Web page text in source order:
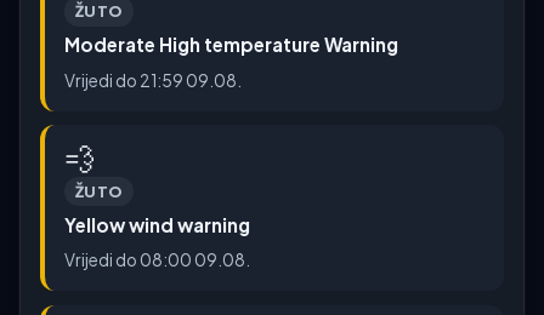
ŽUTO
Moderate High temperature Warning
Vrijedi do 21:59 09.08.
💨
ŽUTO
Yellow wind warning
Vrijedi do 08:00 09.08.